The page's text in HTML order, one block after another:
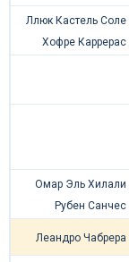
Ллюк Кастель Соле
Хофре Каррерас
Омар Эль Хилали
Рубен Санчес
Леандро Чабрера